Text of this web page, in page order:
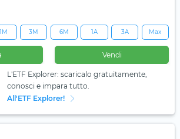
1M 3M 6M 1A 3A Max
Vendi
L'ETF Explorer: scaricalo gratuitamente,
conosci e impara tutto.
All'ETF Explorer!